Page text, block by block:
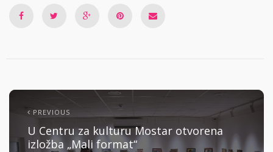
PREVIOUS
U Centru za kulturu Mostar otvorena
izložba „Mali format“